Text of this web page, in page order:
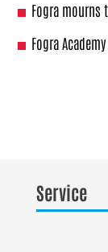
Fogra mourns
Fogra
Service